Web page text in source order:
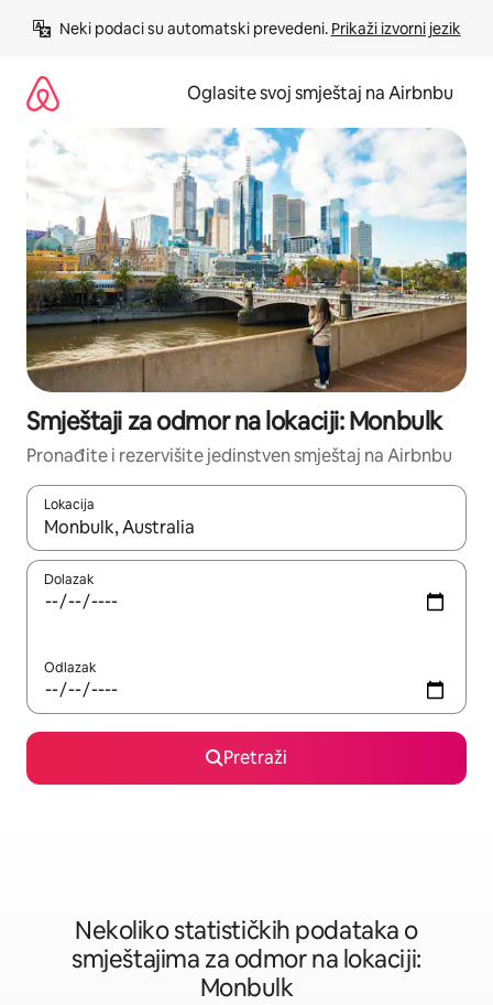
Neki podaci su automatski prevedeni. Prikaži izvorni jezik
Oglasite svoj smještaj na Airbnbu
Smještaji za odmor na lokaciji: Monbulk
Pronađite i rezervišite jedinstven smještaj na Airbnbu
Lokacija
Kad rezultati budu dostupni, krećite se gore i dolje pomoću
Dolazak
Odlazak
Pretraži
Nekoliko statističkih podataka o
smještajima za odmor na lokaciji:
Monbulk